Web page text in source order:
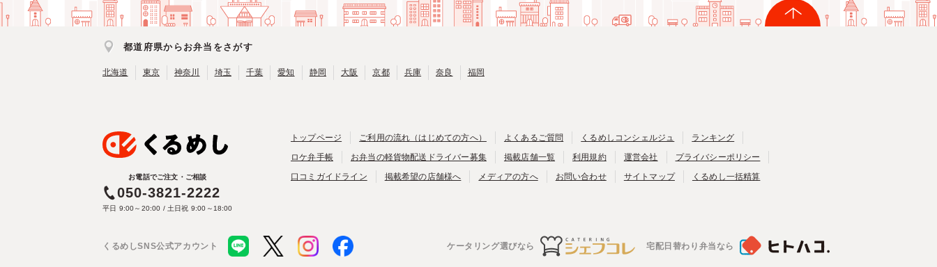
都道府県からお弁当をさがす
北海道 東京 神奈川 埼玉 千葉 愛知 静岡 大阪 京都 兵庫 奈良 福岡
お電話でご注文・ご相談
050-3821-2222
平日 9:00～20:00 / 土日祝 9:00～18:00
トップページ ご利用の流れ（はじめての方へ） よくあるご質問 くるめしコンシェルジュ
ランキング
ロケ弁手帳
お弁当の軽貨物配送ドライバー募集 掲載店舗一覧 利用規約 運営会社
プライバシーポリシー
口コミガイドライン
掲載希望の店舗様へ メディアの方へ お問い合わせ サイトマップ くるめし一括精算
くるめしSNS公式アカウント ケータリング選びなら 宅配日替わり弁当なら